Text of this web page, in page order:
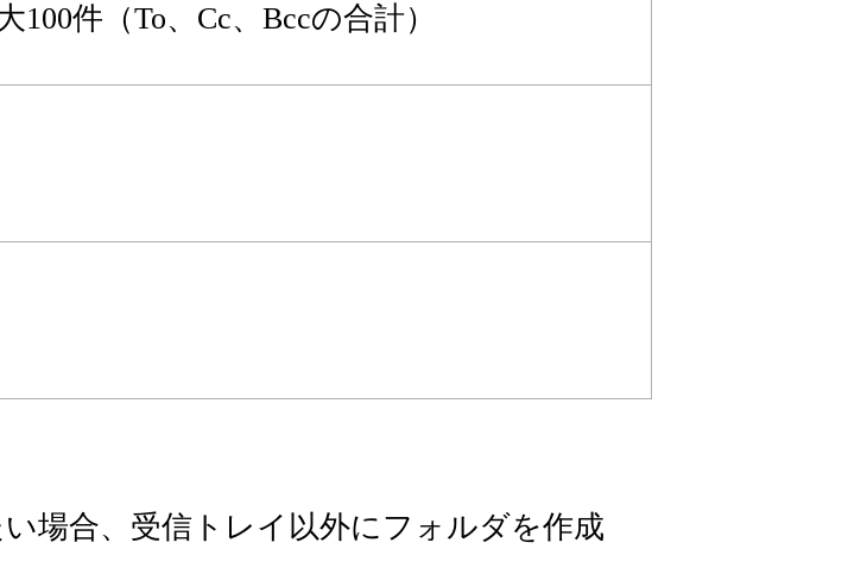
100件（To、Cc、Bccの合計）
場合、受信トレイ以外にフォルダを作成